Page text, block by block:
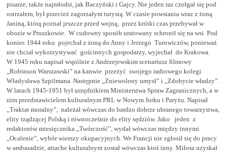
pisarze, także najmłodsi, jak Baczyński i Gajcy. Nie jeden raz czołgał się pod
ostrzałem, był przecież zagorzałym turystą. W czasie powstania wraz z żoną
Janiną, którą poznał jeszcze przed wojną, przez krótki czas przebywał w
obozie w Pruszkowie. W cudowny sposób uratowany schronił się na wsi. Pod
koniec 1944 roku pojechał z żoną do Anny i Jerzego Turowiczów, ponieważ
nie chciał wykorzystywać gościnnych gospodarzy, wyjechał do Krakowa.
W 1945 roku napisał wspólnie z Andrzejewskim scenariusz filmowy
„Robinson Warszawski” na kanwie przeżyć swojego radiowego kolegi
Władysława Szpilmana. Następnie „Zniewolony umysł” i „Zdobycie władzy”.
W latach 1945-1951 był urzędnikiem Ministerstwa Spraw Zagranicznych, a w
nim przedstawicielem kulturalnym PRL w Nowym Jorku i Paryżu. Napisał
„Traktat moralny”, należał wówczas do bardzo dobrze ubranego towarzystwa,
elity rządzącej Polską i równocześnie do elity sędziów. Jako jeden z
redaktorów miesięcznika „Twórczość”, wydał wówczas między innymi
„Ocalenie”, wybór wierszy okupacyjnych. We Francji nie zgłosił się do pracy
w ambasadzie, attache kulturalnym został wówczas ktoś inny. Miłosz uzyskał